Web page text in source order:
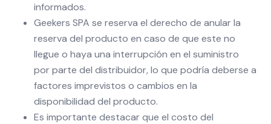
informados.
Geekers SPA se reserva el derecho de anular la
reserva del producto en caso de que este no
llegue o haya una interrupción en el suministro
por parte del distribuidor, lo que podría deberse a
factores imprevistos o cambios en la
disponibilidad del producto.
Es importante destacar que el costo del